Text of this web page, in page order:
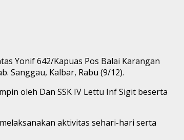
Yonif 642/Kapuas Pos Balai Karangan
Sanggau, Kalbar, Rabu (9/12).
oleh Dan SSK IV Lettu Inf Sigit beserta
aktivitas sehari-hari serta